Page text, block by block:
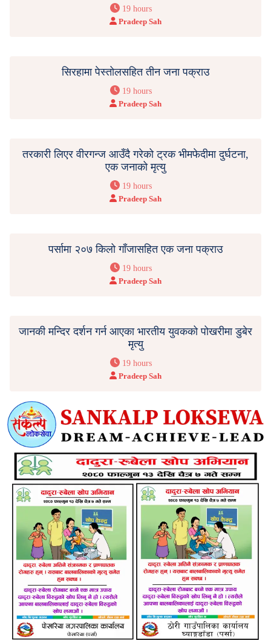
19 hours
Pradeep Sah
सिरहामा पेस्तोलसहित तीन जना पक्राउ
19 hours
Pradeep Sah
तरकारी लिएर वीरगन्ज आउँदै गरेको ट्रक भीमफेदीमा दुर्घटना,
एक जनाको मृत्यु
19 hours
Pradeep Sah
पर्सामा २०७ किलो गाँजासहित एक जना पक्राउ
19 hours
Pradeep Sah
जानकी मन्दिर दर्शन गर्न आएका भारतीय युवकको पोखरीमा डुबेर
मृत्यु
19 hours
Pradeep Sah